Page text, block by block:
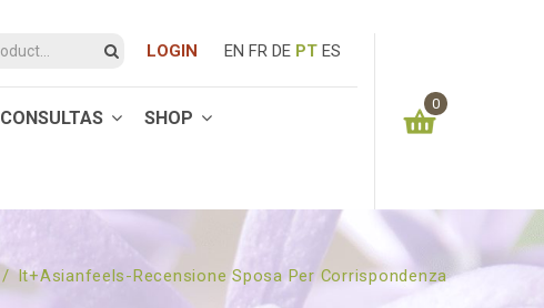
LOGIN EN FR DE PT ES
CONSULTAS SHOP
0
0.00 €
/ It+asianfeels-Recensione Sposa Per Corrispondenza